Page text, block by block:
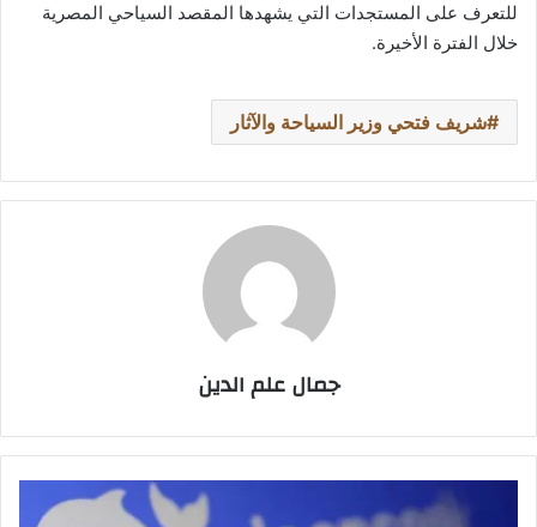
للتعرف على المستجدات التي يشهدها المقصد السياحي المصرية
خلال الفترة الأخيرة.
شريف فتحي وزير السياحة والآثار
جمال علم الدين
"DeepSeek